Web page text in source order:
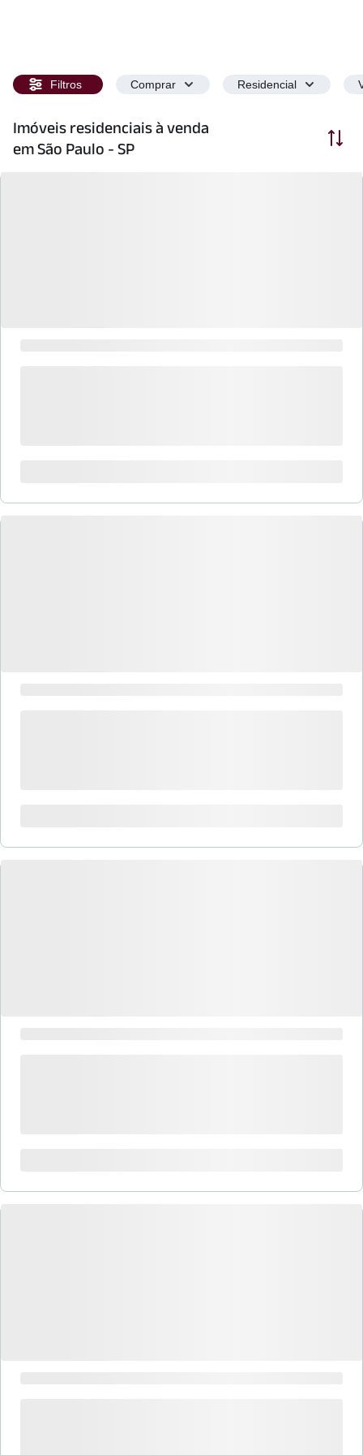
Filtros Comprar Residencial
Imóveis residenciais à venda
em São Paulo - SP
Ordenar